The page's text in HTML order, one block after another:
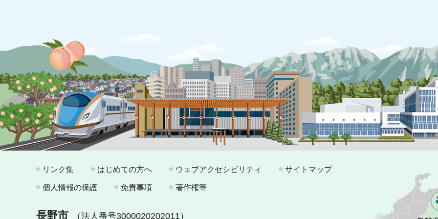
リンク集 はじめての方へ ウェブアクセシビリティ サイトマップ
個人情報の保護 免責事項 著作権等
長野市 （法人番号3000020202011）